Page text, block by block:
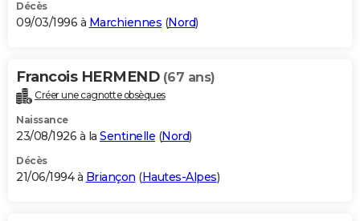
Décès
09/03/1996 à Marchiennes (Nord)
Francois HERMEND (67 ans)
Créer une cagnotte obsèques
Naissance
23/08/1926 à la Sentinelle (Nord)
Décès
21/06/1994 à Briançon (Hautes-Alpes)